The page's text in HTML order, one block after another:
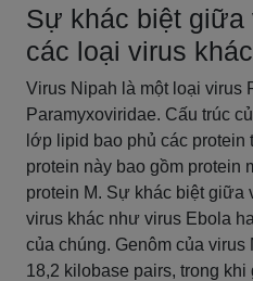
Sự khác biệt giữa
các loại virus khác
Virus Nipah là một loại virus
Paramyxoviridae. Cấu trúc
lớp lipid bao phủ các protein
protein này bao gồm protein
protein M. Sự khác biệt giữa
virus khác như virus Ebola
của chúng. Genôm của
18,2 kilobase pairs, trong